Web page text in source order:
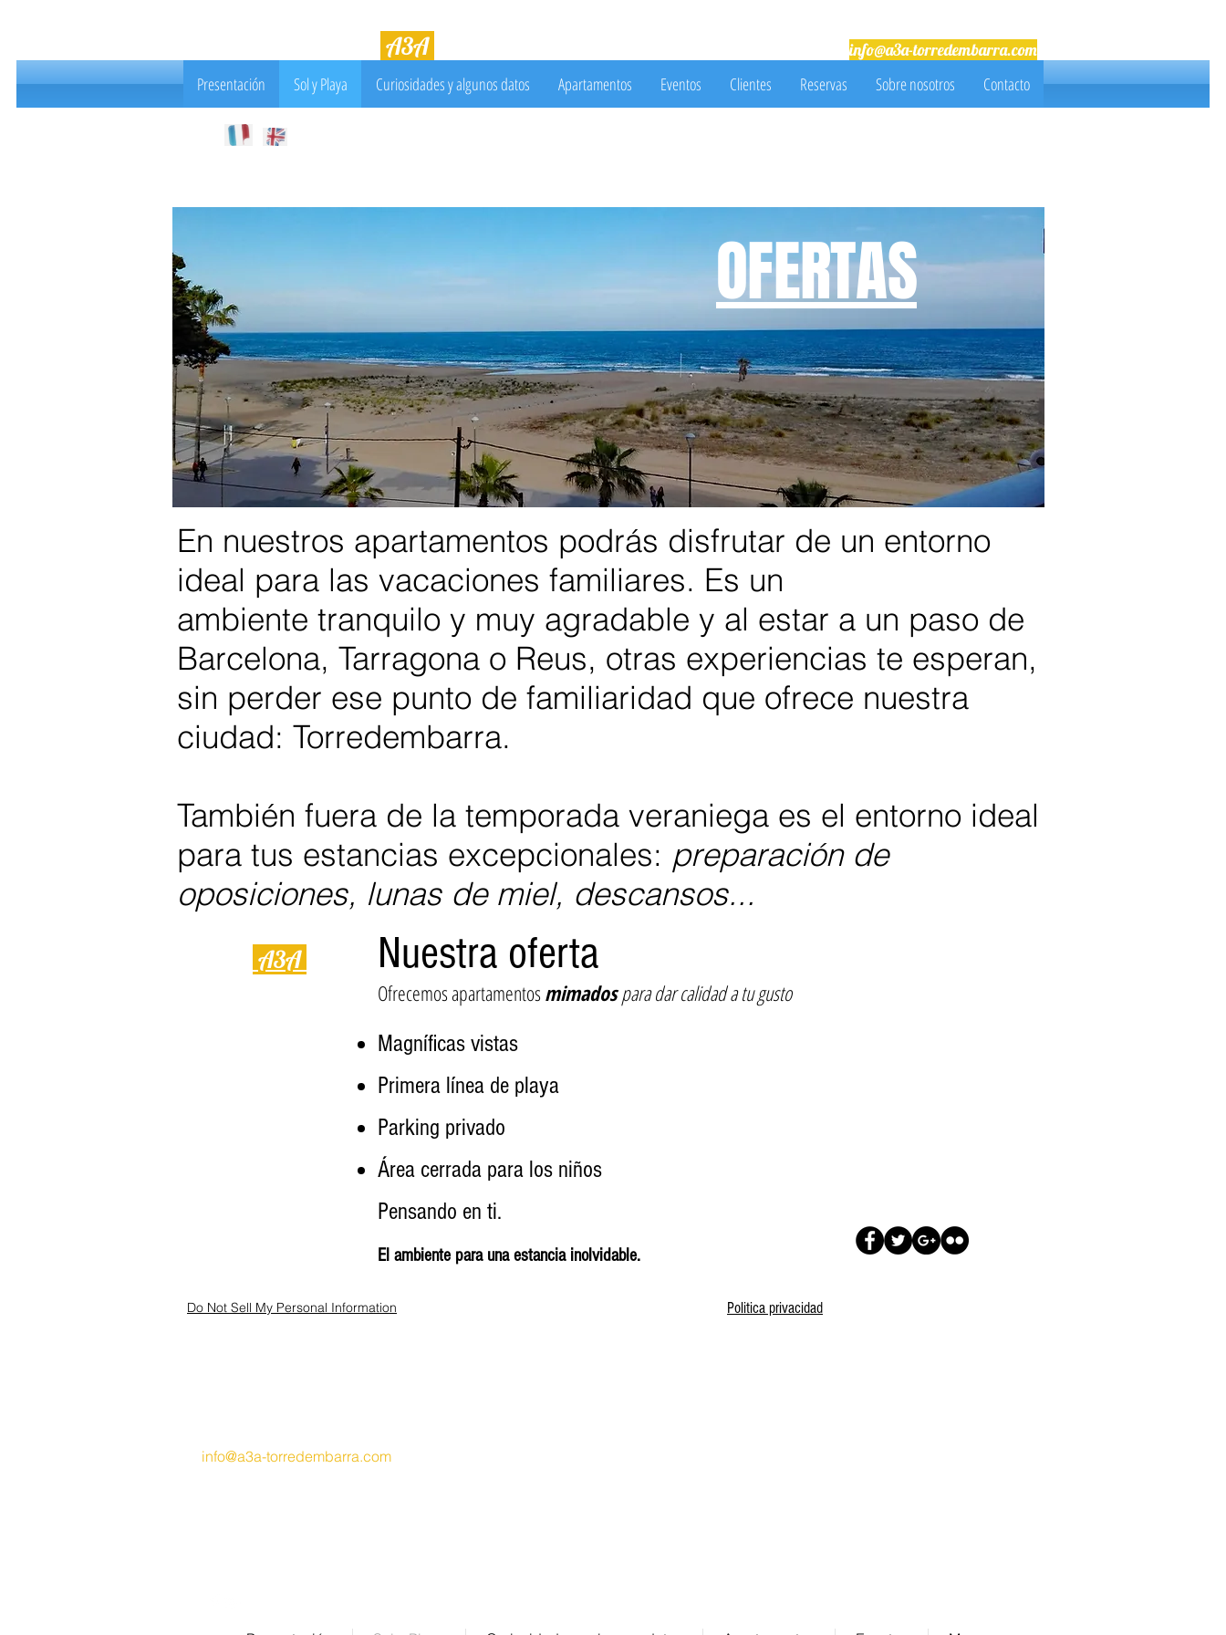
A3A info@a3a-torredembarra.com
Presentación Sol y Playa Curiosidades y algunos datos Apartamentos Eventos Clientes Reservas Sobre nosotros Contacto
OFERTAS
En nuestros apartamentos podrás disfrutar de un entorno
ideal para las vacaciones familiares. Es un
ambiente tranquilo y muy agradable y al estar a un paso de
Barcelona, Tarragona o Reus, otras experiencias te esperan,
sin perder ese punto de familiaridad que ofrece nuestra
ciudad: Torredembarra.
También fuera de la temporada veraniega es el entorno ideal
para tus estancias excepcionales: preparación de
oposiciones, lunas de miel, descansos...
A3A Nuestra oferta
Ofrecemos apartamentos mimadospara dar calidad a tu gusto
Magníficas vistas
Primera línea de playa
Parking privado
Área cerrada para los niños
Pensando en ti.
El ambiente para una estancia inolvidable.
Do Not Sell My Personal Information Politica privacidad
info@a3a-torredembarra.com